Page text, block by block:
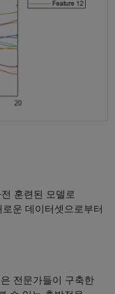
훈련된 모델로
운 데이터셋으로부터
전문가들이 구축한